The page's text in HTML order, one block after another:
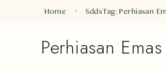
Home Sdds Tag: Perhiasan
Perhiasan